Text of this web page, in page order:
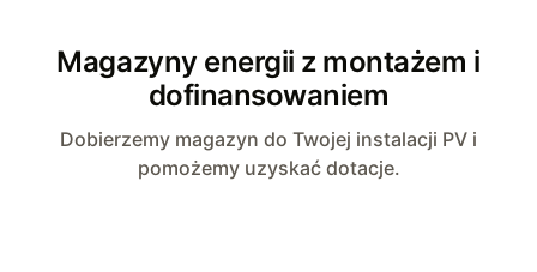
Magazyny energii z montażem i
dofinansowaniem
Dobierzemy magazyn do Twojej instalacji PV i
pomożemy uzyskać dotacje.